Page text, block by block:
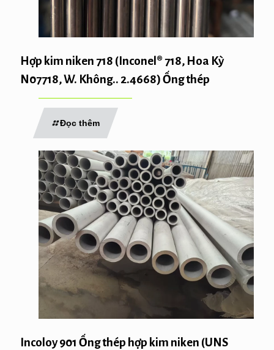
Hợp kim niken 718 (Inconel® 718, Hoa Kỳ
N07718, W. Không.. 2.4668) Ống thép
Đọc thêm
Incoloy 901 Ống thép hợp kim niken (UNS